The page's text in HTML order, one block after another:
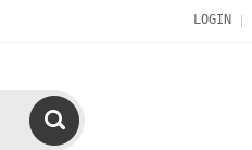
LOGIN